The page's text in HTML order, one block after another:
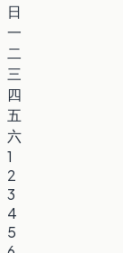
日
一
二
三
四
五
六
1
2
3
4
5